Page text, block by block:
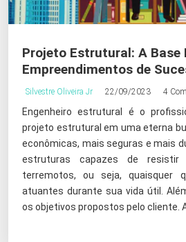
Projeto Estrutural: A Base
Empreendimentos de
Silvestre Oliveira Jr 22/09/2023 4
Engenheiro estrutural é o
projeto estrutural em uma eterna
econômicas, mais seguras e mais
estruturas capazes de
terremotos, ou seja, quaisquer
atuantes durante sua vida útil.
os objetivos propostos pelo cliente.